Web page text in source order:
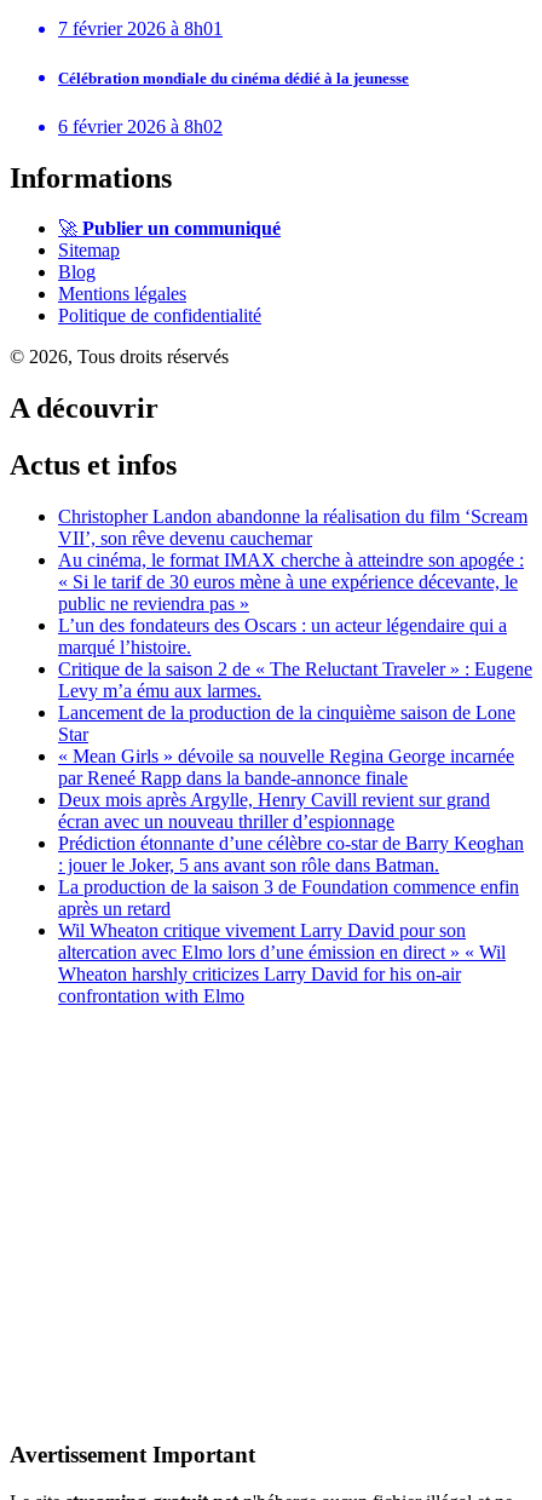
7 février 2026 à 8h01
Célébration mondiale du cinéma dédié à la jeunesse
6 février 2026 à 8h02
Informations
🚀 Publier un communiqué
Sitemap
Blog
Mentions légales
Politique de confidentialité
© 2026, Tous droits réservés
A découvrir
Actus et infos
Christopher Landon abandonne la réalisation du film ‘Scream
VII’, son rêve devenu cauchemar
Au cinéma, le format IMAX cherche à atteindre son apogée :
« Si le tarif de 30 euros mène à une expérience décevante, le
public ne reviendra pas »
L’un des fondateurs des Oscars : un acteur légendaire qui a
marqué l’histoire.
Critique de la saison 2 de « The Reluctant Traveler » : Eugene
Levy m’a ému aux larmes.
Lancement de la production de la cinquième saison de Lone
Star
« Mean Girls » dévoile sa nouvelle Regina George incarnée
par Reneé Rapp dans la bande-annonce finale
Deux mois après Argylle, Henry Cavill revient sur grand
écran avec un nouveau thriller d’espionnage
Prédiction étonnante d’une célèbre co-star de Barry Keoghan
: jouer le Joker, 5 ans avant son rôle dans Batman.
La production de la saison 3 de Foundation commence enfin
après un retard
Wil Wheaton critique vivement Larry David pour son
altercation avec Elmo lors d’une émission en direct » « Wil
Wheaton harshly criticizes Larry David for his on-air
confrontation with Elmo
Avertissement Important